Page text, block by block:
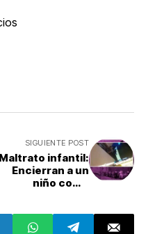
SIGUIENTE POST
Maltrato infantil:
Encierran a un
niño como